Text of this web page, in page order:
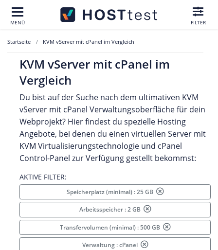
MENÜ FILTER
Startseite KVM vServer mit cPanel im Vergleich
KVM vServer mit cPanel im
Vergleich
Du bist auf der Suche nach dem ultimativen KVM
vServer mit cPanel Verwaltungsoberfläche für dein
Webprojekt? Hier findest du spezielle Hosting
Angebote, bei denen du einen virtuellen Server mit
KVM Virtualisierungstechnologie und cPanel
Control-Panel zur Verfügung gestellt bekommst:
AKTIVE FILTER:
Speicherplatz (minimal) : 25 GB
Arbeitsspeicher : 2 GB
Transfervolumen (minimal) : 500 GB
Verwaltung : cPanel